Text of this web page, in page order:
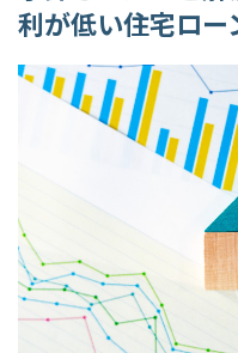
利が低い住宅ロー